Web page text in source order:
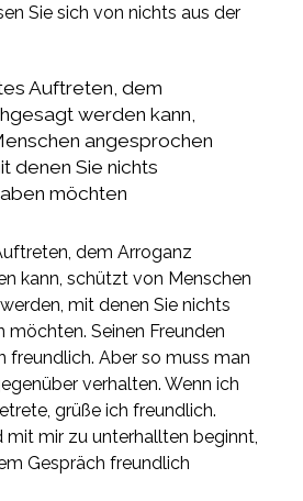
Sie sich von nichts aus der
Auftreten, dem
werden kann,
angesprochen
denen Sie nichts
möchten
dem Arroganz
kann, schützt von Menschen
mit denen Sie nichts
möchten. Seinen Freunden
freundlich. Aber so muss man
verhalten. Wenn ich
grüße ich freundlich.
mit mir zu unterhallten beginnt,
Gespräch freundlich